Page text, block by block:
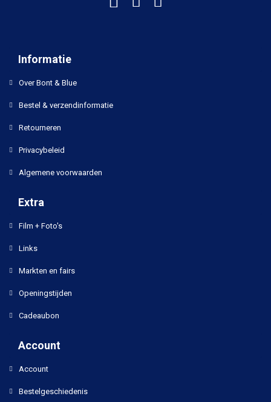
Informatie
Over Bont & Blue
Bestel & verzendinformatie
Retourneren
Privacybeleid
Algemene voorwaarden
Extra
Film + Foto's
Links
Markten en fairs
Openingstijden
Cadeaubon
Account
Account
Bestelgeschiedenis